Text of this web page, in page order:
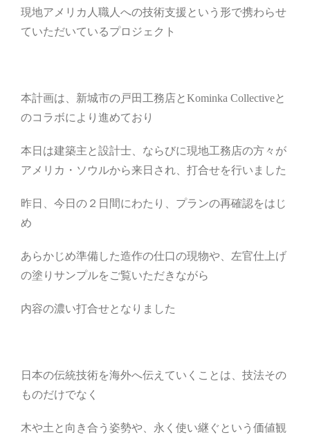
現地アメリカ人職人への技術支援という形で携わらせ
ていただいているプロジェクト
本計画は、新城市の戸田工務店とKominka Collectiveと
のコラボにより進めており
本日は建築主と設計士、ならびに現地工務店の方々が
アメリカ・ソウルから来日され、打合せを行いました
昨日、今日の２日間にわたり、プランの再確認をはじ
め
あらかじめ準備した造作の仕口の現物や、左官仕上げ
の塗りサンプルをご覧いただきながら
内容の濃い打合せとなりました
日本の伝統技術を海外へ伝えていくことは、技法その
ものだけでなく
木や土と向き合う姿勢や、永く使い継ぐという価値観